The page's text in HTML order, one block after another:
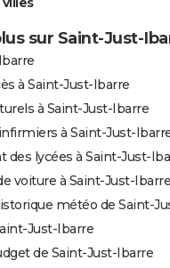
sur Saint-Just-
à Saint-Just-Ibarre
à Saint-Just-Ibarre
à Saint-Just-
des lycées à Saint-Just-
voiture à Saint-Just-Ibarre
météo de Saint-
Just-Ibarre
de Saint-Just-Ibarre